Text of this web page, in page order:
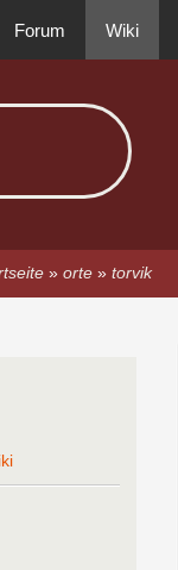
»orte »torvik
Forum Wiki